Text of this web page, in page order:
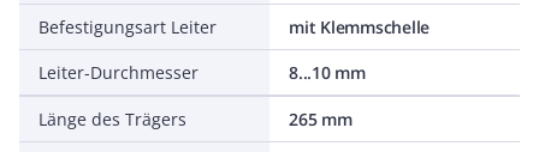
Befestigungsart Leiter
mit Klemmschelle
Leiter-Durchmesser
8...10 mm
Länge des Trägers
265 mm